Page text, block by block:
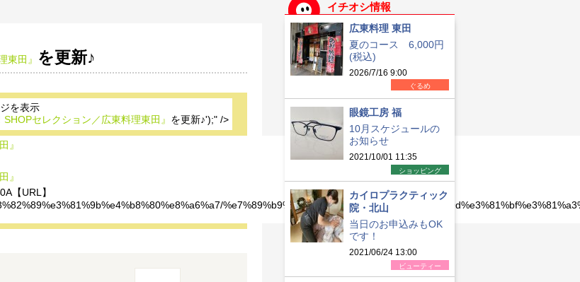
東田』 を更新♪
SHOPセレクション／広東料理東田』 を更新♪');" />
』
』
【URL】
イチオシ情報
広東料理 東田
夏のコース 6,000円
(税込)
2026/7/16 9:00
ぐるめ
眼鏡工房 福
10月スケジュールの
お知らせ
2021/10/01 11:35
ショッピング
カイロプラクティック
院・北山
当日のお申込みもOK
です！
2021/06/24 13:00
ビューティー